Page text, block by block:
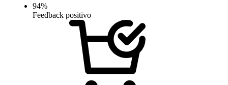
94%
Feedback positivo